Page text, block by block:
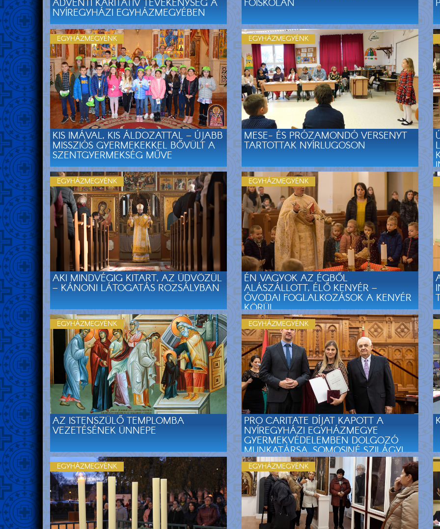
ADVENTI KARITATÍV TEVÉKENYSÉG A
NYÍREGYHÁZI EGYHÁZMEGYÉBEN
FŐISKOLÁN
KIS IMÁVAL, KIS ÁLDOZATTAL – ÚJABB
MISSZIÓS GYERMEKEKKEL BŐVÜLT A
SZENTGYERMEKSÉG MŰVE
EGYHÁZMEGYÉNK
MESE- ÉS PRÓZAMONDÓ VERSENYT
TARTOTTAK NYÍRLUGOSON
EGYHÁZMEGYÉNK
AKI MINDVÉGIG KITART, AZ ÜDVÖZÜL
– KÁNONI LÁTOGATÁS ROZSÁLYBAN
EGYHÁZMEGYÉNK
ÉN VAGYOK AZ ÉGBŐL
ALÁSZÁLLOTT, ÉLŐ KENYÉR –
ÓVODAI FOGLALKOZÁSOK A KENYÉR
KÖRÜL
EGYHÁZMEGYÉNK
AZ ISTENSZÜLŐ TEMPLOMBA
VEZETÉSÉNEK ÜNNEPE
EGYHÁZMEGYÉNK
PRO CARITATE DÍJAT KAPOTT A
NYÍREGYHÁZI EGYHÁZMEGYE
GYERMEKVÉDELEMBEN DOLGOZÓ
MUNKATÁRSA, SOMOSINÉ SZILÁGYI
GYÖNGYI – FOTÓKKAL FRISSÍTVE
EGYHÁZMEGYÉNK
EGYHÁZMEGYÉNK EGYHÁZMEGYÉNK